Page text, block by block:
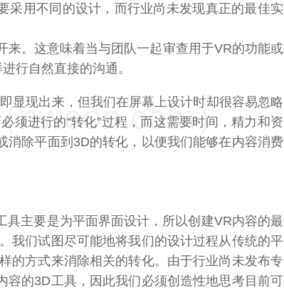
采用不同的设计，而行业尚未发现真正的最佳实
来。这意味着当与团队一起审查用于VR的功能或
行自然直接的沟通。
显现出来，但我们在屏幕上设计时却很容易忽略
须进行的“转化”过程，而这需要时间，精力和资
消除平面到3D的转化，以便我们能够在内容消费
具主要是为平面界面设计，所以创建VR内容的最
我们试图尽可能地将我们的设计过程从传统的平
的方式来消除相关的转化。由于行业尚未发布专
容的3D工具，因此我们必须创造性地思考目前可
nweon.com）